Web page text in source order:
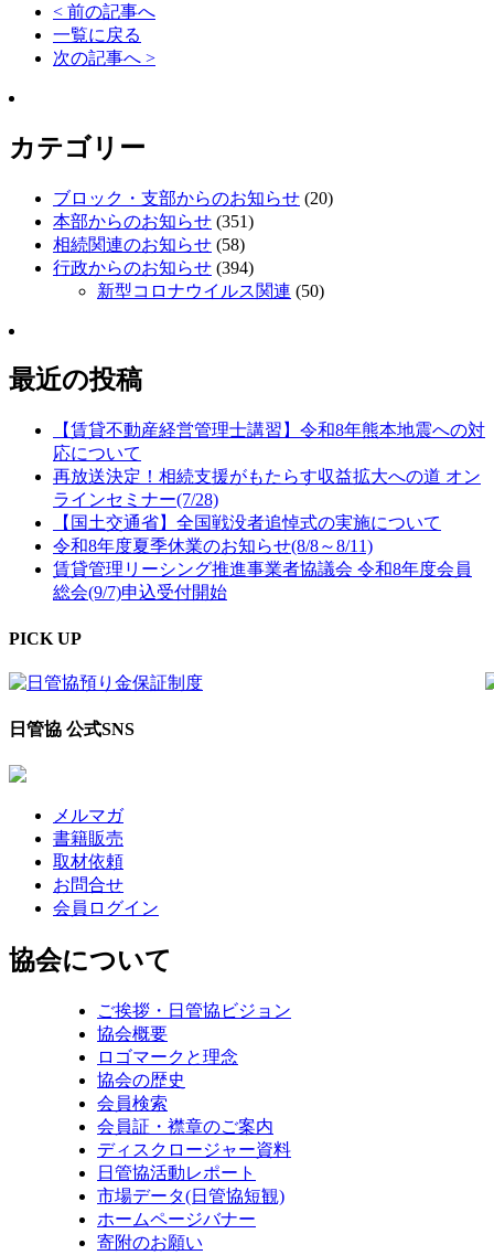
< 前の記事へ
一覧に戻る
次の記事へ >
カテゴリー
ブロック・支部からのお知らせ (20)
本部からのお知らせ (351)
相続関連のお知らせ (58)
行政からのお知らせ (394)
新型コロナウイルス関連 (50)
最近の投稿
【賃貸不動産経営管理士講習】令和8年熊本地震への対
応について
再放送決定！相続支援がもたらす収益拡大への道 オン
ラインセミナー(7/28)
【国土交通省】全国戦没者追悼式の実施について
令和8年度夏季休業のお知らせ(8/8～8/11)
賃貸管理リーシング推進事業者協議会 令和8年度会員
総会(9/7)申込受付開始
PICK UP
日管協 公式SNS
メルマガ
書籍販売
取材依頼
お問合せ
会員ログイン
協会について
ご挨拶・日管協ビジョン
協会概要
ロゴマークと理念
協会の歴史
会員検索
会員証・襟章のご案内
ディスクロージャー資料
日管協活動レポート
市場データ(日管協短観)
ホームページバナー
寄附のお願い